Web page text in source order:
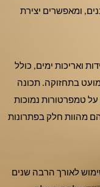
ומאפשרים יצירת
ואריכות ימים, כולל
מועט בתחזוקה. תכונה
טמפרטורות נמוכות
הם מהוות חלק בפתרונות
לאורך הרבה שנים